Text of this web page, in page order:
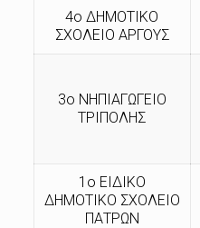
4ο ΔΗΜΟΤΙΚΟ
ΣΧΟΛΕΙΟ ΑΡΓΟΥΣ
3ο ΝΗΠΙΑΓΩΓΕΙΟ
ΤΡΙΠΟΛΗΣ
1ο ΕΙΔΙΚΟ
ΔΗΜΟΤΙΚΟ ΣΧΟΛΕΙΟ
ΠΑΤΡΩΝ